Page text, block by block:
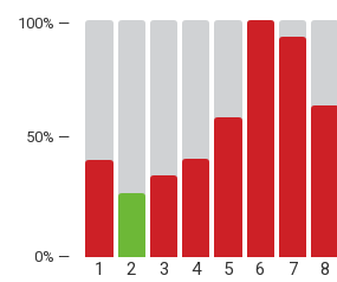
50% —
1 2 3 4 5 6 7 8